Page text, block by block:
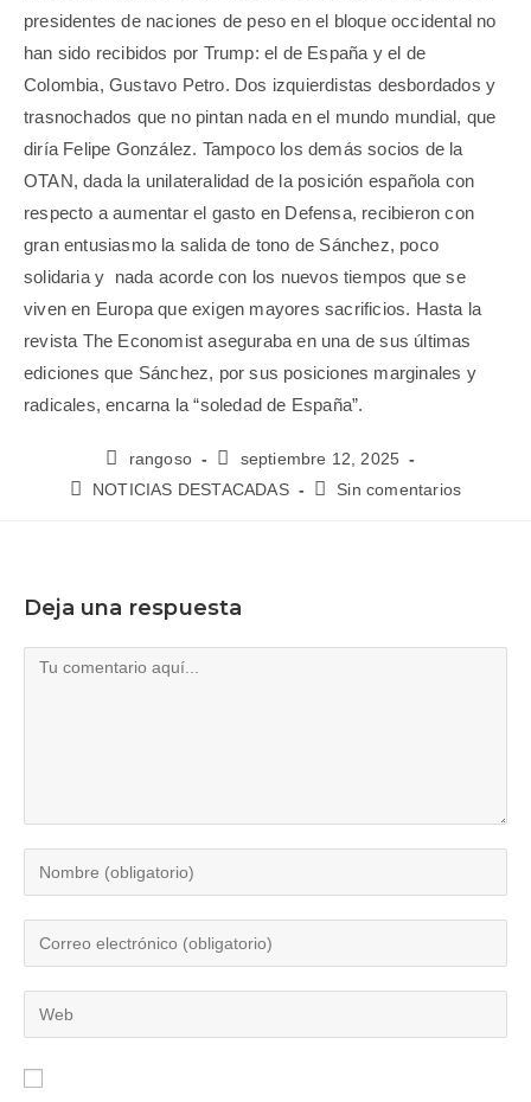
presidentes de naciones de peso en el bloque occidental no
han sido recibidos por Trump: el de España y el de
Colombia, Gustavo Petro. Dos izquierdistas desbordados y
trasnochados que no pintan nada en el mundo mundial, que
diría Felipe González. Tampoco los demás socios de la
OTAN, dada la unilateralidad de la posición española con
respecto a aumentar el gasto en Defensa, recibieron con
gran entusiasmo la salida de tono de Sánchez, poco
solidaria y nada acorde con los nuevos tiempos que se
viven en Europa que exigen mayores sacrificios. Hasta la
revista The Economist aseguraba en una de sus últimas
ediciones que Sánchez, por sus posiciones marginales y
radicales, encarna la “soledad de España”.
rangoso
septiembre 12, 2025
NOTICIAS DESTACADAS
Sin comentarios
Deja una respuesta